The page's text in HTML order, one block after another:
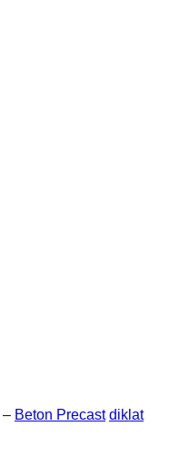
– Beton Precast diklat